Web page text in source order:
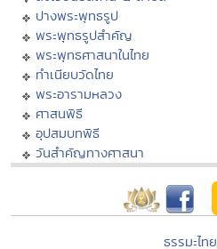
ปางพระพุทธรูป
พระพุทธรูปสำคัญ
พระพุทธศาสนาในไทย
ทำเนียบวัดไทย
พระอารามหลวง
ศาสนพิธี
อุปสมบทพิธี
วันสำคัญทางศาสนา
ธรรมะไทย